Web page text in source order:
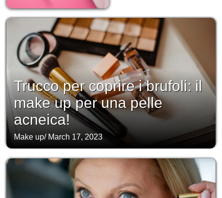
Trucco per coprire i brufoli: il
make up per una pelle
acneica!
Make up/ March 17, 2023